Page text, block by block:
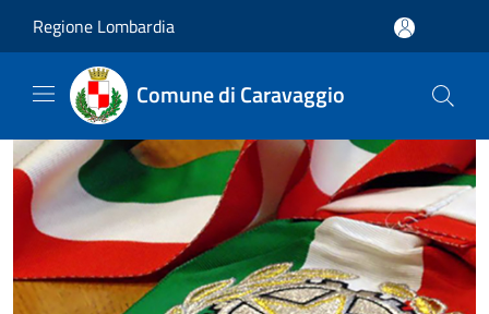
Regione Lombardia
Comune di Caravaggio